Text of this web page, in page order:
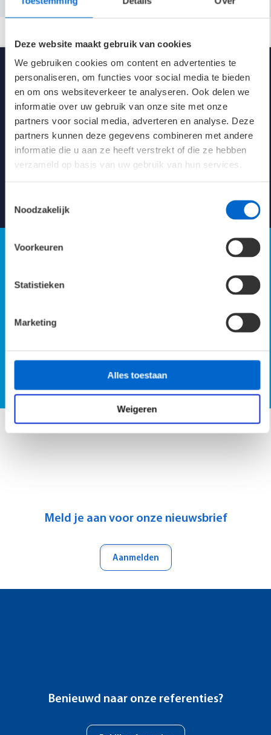
Deze website maakt gebruik van cookies
We gebruiken cookies om content en advertenties te
personaliseren, om functies voor social media te bieden
en om ons websiteverkeer te analyseren. Ook delen we
informatie over uw gebruik van onze site met onze
partners voor social media, adverteren en analyse. Deze
partners kunnen deze gegevens combineren met andere
informatie die u aan ze heeft verstrekt of die ze hebben
verzameld op basis van uw gebruik van hun services.
Noodzakelijk
Voorkeuren
Statistieken
Marketing
Alles toestaan
Weigeren
Aansluitvermogen
Lichtstroom 1690 lm
Spanning 230V AC/DC
Kleur Wit (RAL 9016)
Afmetingen Ø206 x 76 mm
Klasse I
Vraag SmartScan demo aan
Meld je aan voor onze nieuwsbrief
Aanmelden
Benieuwd naar onze referenties?